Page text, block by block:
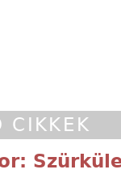
CIKKEK